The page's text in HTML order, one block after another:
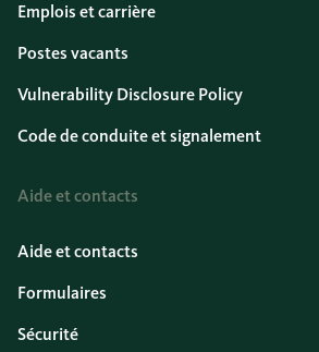
Emplois et carrière
Postes vacants
Vulnerability Disclosure Policy
Code de conduite et signalement
Aide et contacts
Aide et contacts
Formulaires
Sécurité